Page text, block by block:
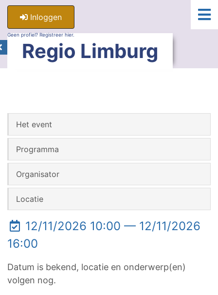
Inloggen
Geen profiel? Registreer hier.
Regio Limburg
Het event
Programma
Organisator
Locatie
12/11/2026 10:00 — 12/11/2026
16:00
Datum is bekend, locatie en onderwerp(en)
volgen nog.